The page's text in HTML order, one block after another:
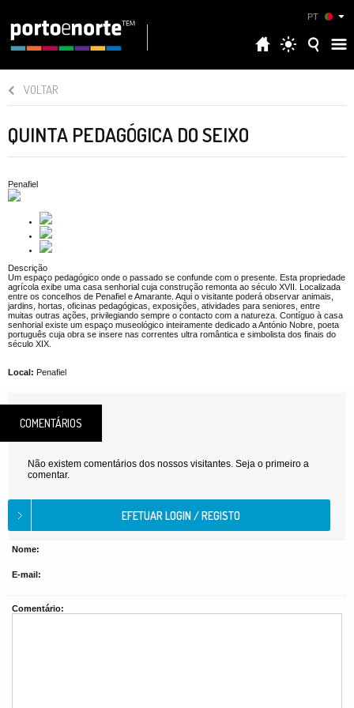
PT
VOLTAR
QUINTA PEDAGÓGICA DO SEIXO
Penafiel
Descrição
Um espaço pedagógico onde o passado se confunde com o presente. Esta propriedade
agrícola exibe uma casa senhorial cuja construção remonta ao século XVII. Localizada
entre os concelhos de Penafiel e Amarante. Aqui o visitante poderá observar animais,
jardins, hortas, oficinas pedagógicas, exposições, atividades para seniores, entre
muitas outras ações, privilegiando sempre o contacto com a natureza. Contíguo à casa
senhorial existe um espaço museológico inteiramente dedicado a António Nobre, poeta
português cuja obra se insere nas correntes ultra romântica e simbolista dos finais do
século XIX.
Local: Penafiel
COMENTÁRIOS
Não existem comentários dos nossos visitantes. Seja o primeiro a
comentar.
Nome:
E-mail:
Comentário: